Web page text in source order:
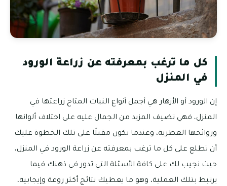
كل ما ترغب بمعرفته عن زراعة الورود
في المنزل
إن الورود أو الأزهار هي أجمل أنواع النبات المتاح زراعتها في
المنزل، فهي تضيف المزيد من الجمال عليه على اختلاف ألوانها
وروائحها العطرية، وعندما تكون مقبلًا على تلك الخطوة عليك
أن تطلع على كل ما ترغب بمعرفته عن زراعة الورود في المنزل،
حيث نجيب لك على كافة الأسئلة التي تدور في ذهنك فيما
يرتبط بتلك العملية، وهو ما يعطيك نتائج أكثر روعة وإيجابية،